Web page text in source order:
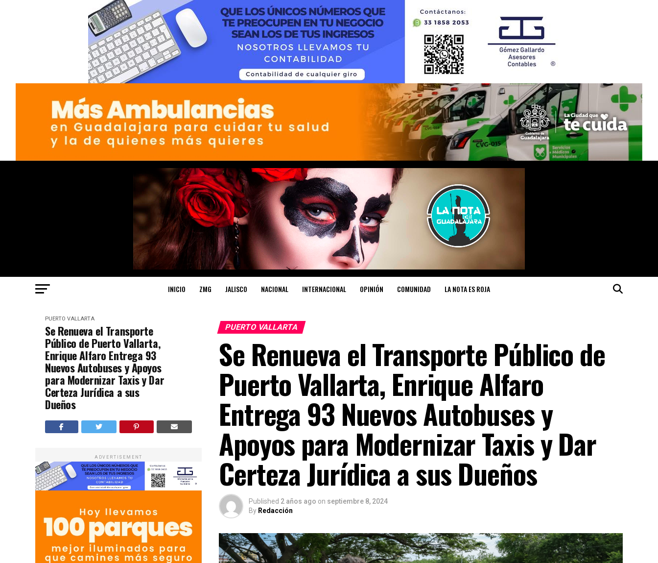
INICIO ZMG JALISCO NACIONAL INTERNACIONAL OPINIÓN COMUNIDAD LA NOTA ES ROJA
PUERTO VALLARTA
Se Renueva el Transporte
Público de Puerto Vallarta,
Enrique Alfaro Entrega 93
Nuevos Autobuses y Apoyos
para Modernizar Taxis y Dar
Certeza Jurídica a sus
Dueños
ADVERTISEMENT
PUERTO VALLARTA
Se Renueva el Transporte Público de
Puerto Vallarta, Enrique Alfaro
Entrega 93 Nuevos Autobuses y
Apoyos para Modernizar Taxis y Dar
Certeza Jurídica a sus Dueños
Published 2 años ago on septiembre 8, 2024
By Redacción